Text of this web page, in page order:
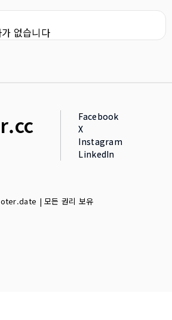
없습니다
Facebook
X
Instagram
LinkedIn
| 모든 권리 보유